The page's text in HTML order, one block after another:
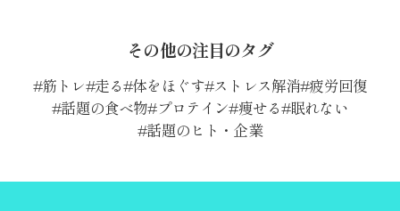
その他の注目のタグ
筋トレ 走る 体をほぐす ストレス解消 疲労回復
話題の食べ物 プロテイン 痩せる 眠れない
話題のヒト・企業